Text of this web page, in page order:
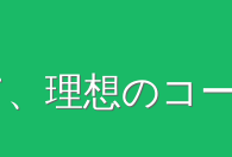
理想のコ